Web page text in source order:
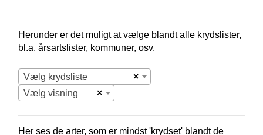
Herunder er det muligt at vælge blandt alle krydslister,
bl.a. årsartslister, kommuner, osv.
×
Vælg krydsliste
×
Vælg visning
Her ses de arter, som er mindst 'krydset' blandt de